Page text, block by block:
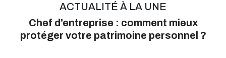
ACTUALITÉ À LA UNE
Chef d’entreprise : comment mieux
protéger votre patrimoine personnel ?